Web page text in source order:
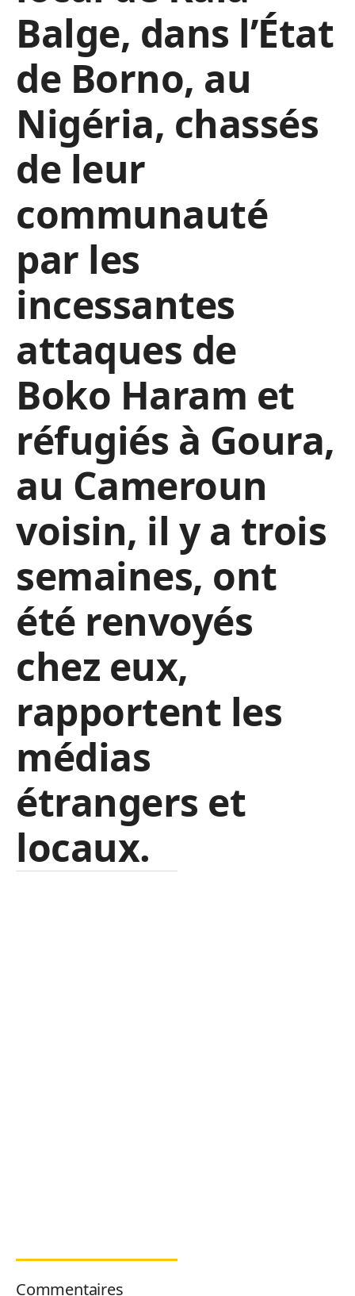
Balge, dans l’État
de Borno, au
Nigéria, chassés
de leur
communauté
par les
incessantes
attaques de
Boko Haram et
réfugiés à Goura,
au Cameroun
voisin, il y a trois
semaines, ont
été renvoyés
chez eux,
rapportent les
médias
étrangers et
locaux.
Commentaires